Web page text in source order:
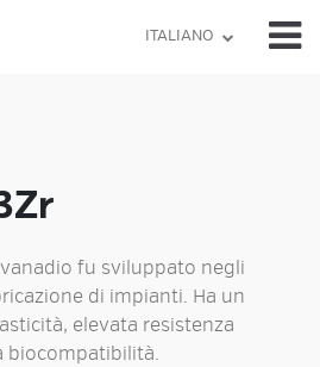
ITALIANO
fu sviluppato negli
di impianti. Ha un
elevata resistenza
biocompatibilità.